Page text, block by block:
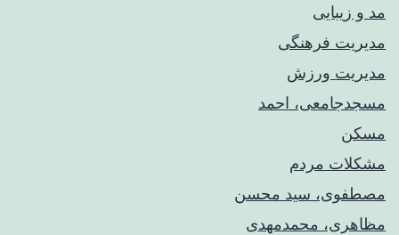
مد و زیبایی
مدیریت فرهنگی
مدیریت ورزش
مسجدجامعی، احمد
مسکن
مشکلات مردم
مصطفوی، سید محسن
مظاهری، محمدمهدی